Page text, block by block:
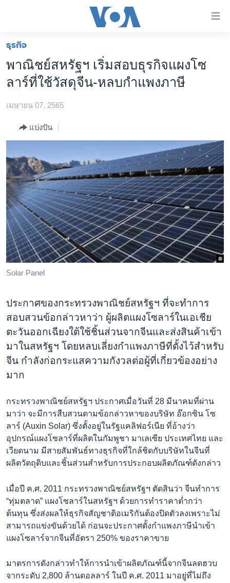
ต่อ
ไป
เนื้อหา
ข้าม
ข้าม
ไป
การ
ค้นหา
หน้าหลัก
โลก
เอเชีย
สหรัฐฯ
ไทย
วิทยาศาสตร์
สังคมและสุขภาพ
ไลฟ์สไตล์
ตรวจสอบข่าว
เรียนรู้ภาษาอังกฤษ
พอดคาสต์
เลือกภาษา
ธุรกิจ
พาณิชย์สหรัฐฯ เริ่มสอบธุรกิจแผงโซ
ลาร์ที่ใช้วัสดุจีน-หลบกำแพงภาษี
เมษายน 07, 2565
แบ่งปัน
Solar Panel
ประกาศของกระทรวงพาณิชย์สหรัฐฯ ที่จะทำการ
สอบสวนข้อกล่าวหาว่า ผู้ผลิตแผงโซลาร์ในเอเชีย
ตะวันออกเฉียงใต้ใช้ชิ้นส่วนจากจีนและส่งสินค้าเข้า
มาในสหรัฐฯ โดยหลบเลี่ยงกำแพงภาษีที่ตั้งไว้สำหรับ
จีน กำลังก่อกระแสความกังวลต่อผู้ที่เกี่ยวข้องอย่าง
มาก
กระทรวงพาณิชย์สหรัฐฯ ประกาศเมื่อวันที่ 28 มีนาคมที่ผ่าน
มาว่า จะมีการสืบสวนตามข้อกล่าวหาของบริษัท อ๊อกซิน โซ
ลาร์ (Auxin Solar) ซึ่งตั้งอยู่ในรัฐแคลิฟอร์เนีย ที่อ้างว่า
อุปกรณ์แผงโซลาร์ที่ผลิตในกัมพูชา มาเลเซีย ประเทศไทย และ
เวียดนาม มีสายสัมพันธ์ทางธุรกิจที่ใกล้ชิดกับบริษัทในจีนที่
ผลิตวัตถุดิบและชิ้นส่วนสำหรับการประกอบผลิตภัณฑ์ดังกล่าว
เมื่อปี ค.ศ. 2011 กระทรวงพาณิชย์สหรัฐฯ ตัดสินว่า จีนทำการ
“ทุ่มตลาด” แผงโซลาร์ในสหรัฐฯ ด้วยการทำราคาต่ำกว่า
ต้นทุน ซึ่งส่งผลให้ธุรกิจสัญชาติอเมริกันต้องปิดตัวลงเพราะไม่
สามารถแข่งขันด้วยได้ ก่อนจะประกาศตั้งกำแพงภาษีนำเข้า
แผงโซลาร์จากจีนที่อัตรา 250% ของราคาขาย
มาตรการดังกล่าวทำให้การนำเข้าผลิตภัณฑ์นี้จากจีนลดฮวบ
จากระดับ 2,800 ล้านดอลลาร์ ในปี ค.ศ. 2011 มาอยู่ที่ไม่ถึง